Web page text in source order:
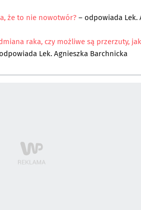
że to nie nowotwór?– odpowiada Lek.
raka, czy możliwe są przerzuty,
Lek. Agnieszka Barchnicka